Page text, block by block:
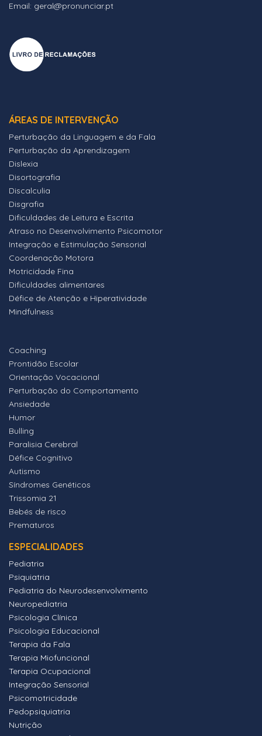
Email: geral@pronunciar.pt
ÁREAS DE INTERVENÇÃO
Perturbação da Linguagem e da Fala
Perturbação da Aprendizagem
Dislexia
Disortografia
Discalculia
Disgrafia
Dificuldades de Leitura e Escrita
Atraso no Desenvolvimento Psicomotor
Integração e Estimulação Sensorial
Coordenação Motora
Motricidade Fina
Dificuldades alimentares
Défice de Atenção e Hiperatividade
Mindfulness
Coaching
Prontidão Escolar
Orientação Vocacional
Perturbação do Comportamento
Ansiedade
Humor
Bulling
Paralisia Cerebral
Défice Cognitivo
Autismo
Síndromes Genéticos
Trissomia 21
Bebés de risco
Prematuros
ESPECIALIDADES
Pediatria
Psiquiatria
Pediatria do Neurodesenvolvimento
Neuropediatria
Psicologia Clínica
Psicologia Educacional
Terapia da Fala
Terapia Miofuncional
Terapia Ocupacional
Integração Sensorial
Psicomotricidade
Pedopsiquiatria
Nutrição